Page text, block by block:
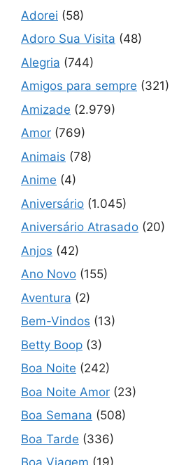
Adorei (58)
Adoro Sua Visita (48)
Alegria (744)
Amigos para sempre (321)
Amizade (2.979)
Amor (769)
Animais (78)
Anime (4)
Aniversário (1.045)
Aniversário Atrasado (20)
Anjos (42)
Ano Novo (155)
Aventura (2)
Bem-Vindos (13)
Betty Boop (3)
Boa Noite (242)
Boa Noite Amor (23)
Boa Semana (508)
Boa Tarde (336)